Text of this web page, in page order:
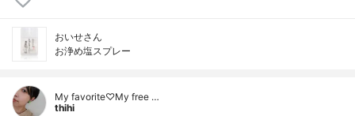
おいせさん
お浄め塩スプレー
My favorite♡My free …
thihi